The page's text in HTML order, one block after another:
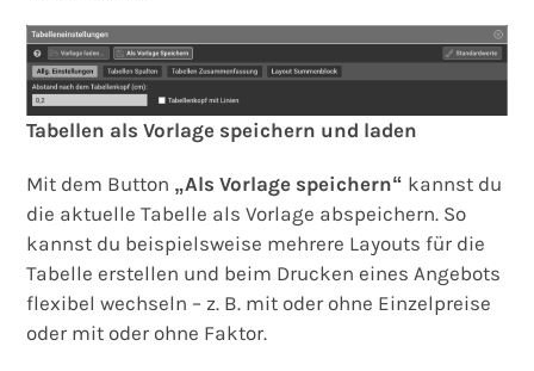
Tabellen als Vorlage speichern und laden
Mit dem Button „Als Vorlage speichern“ kannst du
die aktuelle Tabelle als Vorlage abspeichern. So
kannst du beispielsweise mehrere Layouts für die
Tabelle erstellen und beim Drucken eines Angebots
flexibel wechseln – z. B. mit oder ohne Einzelpreise
oder mit oder ohne Faktor.